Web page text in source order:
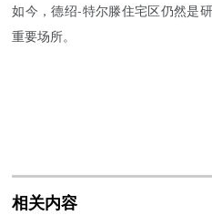
如今，德绍-特尔滕住宅区仍然是
重要场所。
相关内容